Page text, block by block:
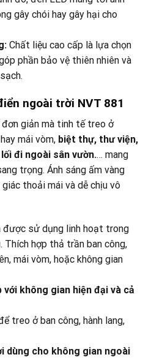
gây chói hay gây hại cho
Chất liệu cao cấp là lựa chọn
phần bảo vệ thiên nhiên và
ngoài trời NVT 881
giản mà tinh tế treo ở
mái vòm, biệt thự, thư viện,
đi ngoài sân vườn.… mang
trọng. Ánh sáng ấm vàng
thoải mái và dễ chịu vô
được sử dụng linh hoạt trong
Thích hợp thả trần ban công,
mái vòm, hoặc không gian
không gian hiện đại và cả
treo ở ban công, hành lang,
dùng cho không gian ngoài